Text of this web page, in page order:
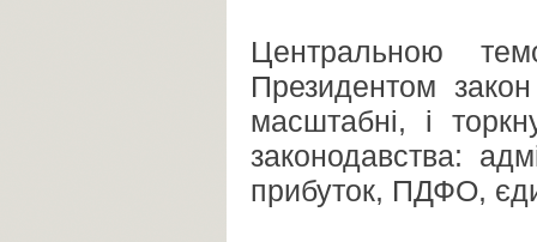
Центральною
Президентом
масштабні, і
законодавства:
прибуток, ПДФО,